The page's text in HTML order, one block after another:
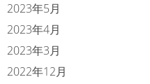
2023年5月
2023年4月
2023年3月
2022年12月